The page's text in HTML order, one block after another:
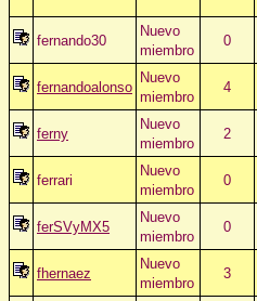
fernando30
Nuevo
miembro
0
fernandoalonso
Nuevo
miembro
4
ferny
Nuevo
miembro
2
ferrari
Nuevo
miembro
0
ferSVyMX5
Nuevo
miembro
0
fhernaez
Nuevo
miembro
3